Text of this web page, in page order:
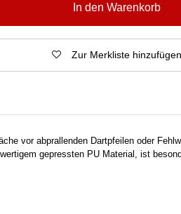
In den Warenkorb
Zur Merkliste hinzufügen
vor abprallenden Dartpfeilen oder
gepressten PU Material, ist